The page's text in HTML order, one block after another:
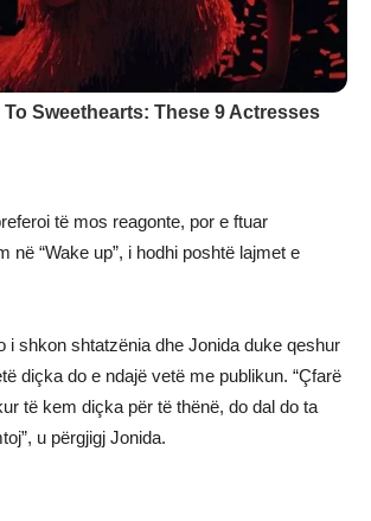
të mos reagonte, por e ftuar
në “Wake up”, i hodhi poshtë lajmet e
i shkon shtatzënia dhe Jonida duke qeshur
diçka do e ndajë vetë me publikun. “Çfarë
të kem diçka për të thënë, do dal do ta
u përgjigj Jonida.